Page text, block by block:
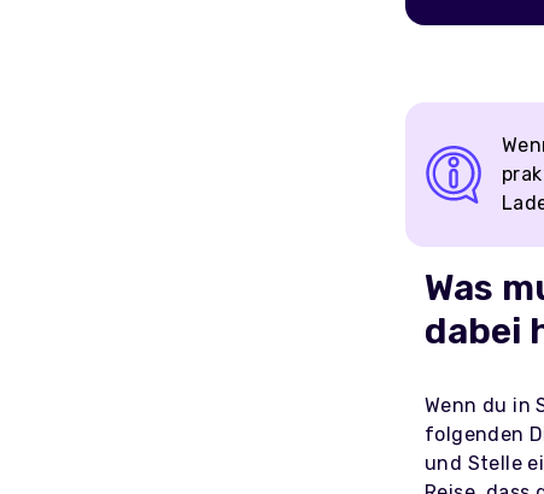
Was
dabei
Wenn du in
folgenden
und Stelle